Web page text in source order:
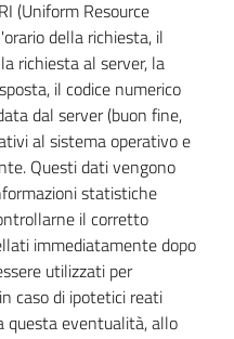
(Uniform Resource
della richiesta, il
richiesta al server, la
il codice numerico
dal server (buon fine,
al sistema operativo e
Questi dati vengono
statistiche
il corretto
immediatamente dopo
utilizzati per
caso di ipotetici reati
questa eventualità, allo